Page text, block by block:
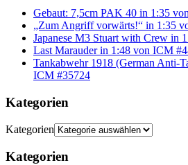
Gebaut: 7,5cm PAK 40 in 1:35
„Zum Angriff vorwärts!“ in 1:35
Japanese M3 Stuart with Crew in
Last Marauder in 1:48 von ICM
Tankabwehr 1918 (German Anti-
ICM #35724
Kategorien
Kategorien
Kategorien